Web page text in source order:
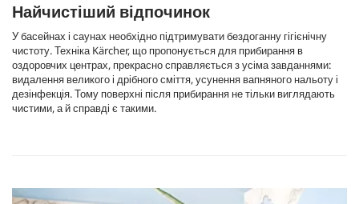
Найчистіший відпочинок
У басейнах і саунах необхідно підтримувати бездоганну гігієнічну
чистоту. Техніка Kärcher, що пропонується для прибирання в
оздоровчих центрах, прекрасно справляється з усіма завданнями:
видалення великого і дрібного сміття, усунення вапняного нальоту і
дезінфекція. Тому поверхні після прибирання не тільки виглядають
чистими, а й справді є такими.